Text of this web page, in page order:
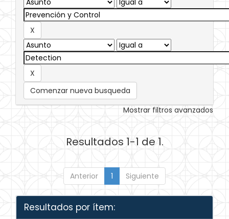
Comenzar nueva busqueda
Mostrar filtros avanzados
Resultados 1-1 de 1.
Anterior 1 Siguiente
Resultados por ítem: